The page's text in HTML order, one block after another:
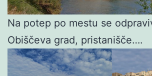
Na potep po mestu se
Obiščeva grad, pristanišče….